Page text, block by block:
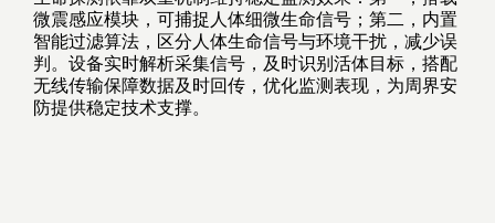
微震感应模块，可捕捉人体细微生命信号；第二，内置
智能过滤算法，区分人体生命信号与环境干扰，减少误
判。设备实时解析采集信号，及时识别活体目标，搭配
无线传输保障数据及时回传，优化监测表现，为周界安
防提供稳定技术支撑。